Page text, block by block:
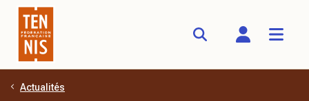
Aller au contenu principal
Actualités